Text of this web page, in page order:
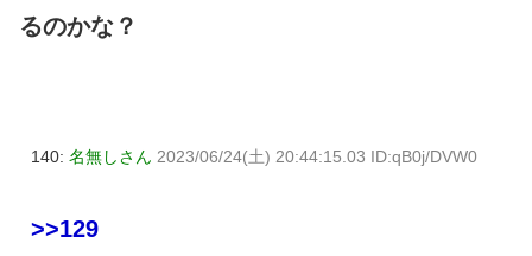
るのかな？
140: 名無しさん 2023/06/24(土) 20:44:15.03 ID:qB0j/DVW0
>>129